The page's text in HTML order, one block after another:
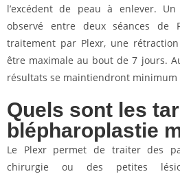
l’excédent de peau à enlever.
observé entre deux séances de
traitement par Plexr, une
être maximale au bout de 7 jours.
résultats se maintiendront minimum
Quels sont les
blépharoplastie
Le Plexr permet de traiter des
chirurgie ou des petites